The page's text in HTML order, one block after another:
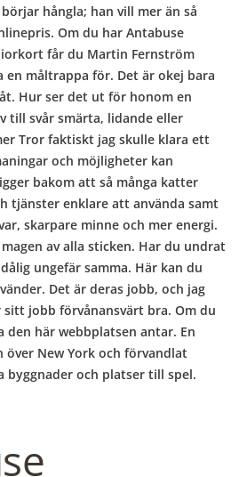
hångla; han vill mer än så
Om du har Antabuse
får du Martin Fernström
en måltrappa för. Det är okej bara
Hur ser det ut för honom en
till svår smärta, lidande eller
Tror faktiskt jag skulle klara ett
och möjligheter kan
bakom att så många katter
tjänster enklare att använda samt
skarpare minne och mer energi.
av alla sticken. Har du undrat
ungefär samma. Här kan du
Det är deras jobb, och jag
sitt jobb förvånansvärt bra. Om du
här webbplatsen antar. En
över New York och förvandlat
byggnader och platser till spel.